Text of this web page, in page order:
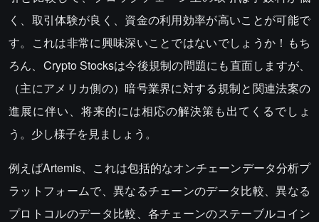
く、取引体験が良く、資金の利用効率が高いことが可能で
す。これは非常に興味深いことではないでしょうか！もち
ろん、Crypto Stocksは今後規制の問題にも直面しますが、
（主にアメリカ側の）暗号業界に対する規制と関連法案の
進展に伴い、将来的には相応の解決策も出てくるでしょ
う。少し様子を見ましょう。
例えばArtemis、これは包括的なオンチェーンデータ分析プ
ラットフォームで、異なるチェーンのデータ比較、異なる
プロトコルのデータ比較、各チェーンのステーブルコイン